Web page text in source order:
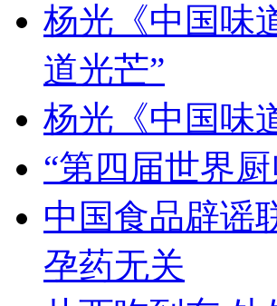
杨光《中国味
道光芒”
杨光《中国味
“第四届世界
中国食品辟谣
孕药无关